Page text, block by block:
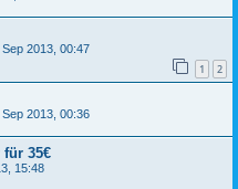
Sep 2013, 00:47
1 2
Sep 2013, 00:36
35€
15:48